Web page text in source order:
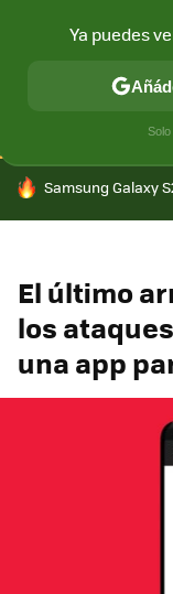
CONECTIVIDAD
HOY SE HABLA DE
Samsung Galaxy
El último
los
una app
Ya puedes